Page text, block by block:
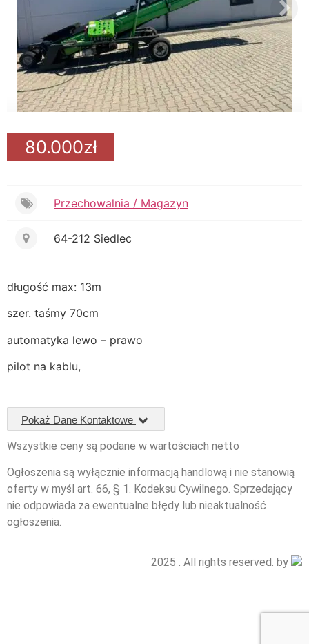
80.000zł
Przechowalnia / Magazyn
64-212 Siedlec
długość max: 13m
szer. taśmy 70cm
automatyka lewo – prawo
pilot na kablu,
Pokaż Dane Kontaktowe
Wszystkie ceny są podane w wartościach netto
Ogłoszenia są wyłącznie informacją handlową i nie stanowią
oferty w myśl art. 66, § 1. Kodeksu Cywilnego. Sprzedający
nie odpowiada za ewentualne błędy lub nieaktualność
ogłoszenia.
2025 . All rights reserved. by